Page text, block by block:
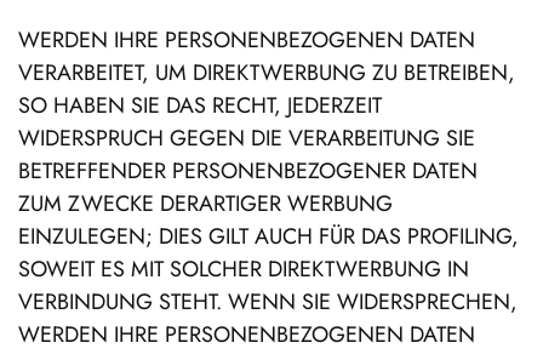
WERDEN IHRE PERSONENBEZOGENEN DATEN
VERARBEITET, UM DIREKTWERBUNG ZU BETREIBEN,
SO HABEN SIE DAS RECHT, JEDERZEIT
WIDERSPRUCH GEGEN DIE VERARBEITUNG SIE
BETREFFENDER PERSONENBEZOGENER DATEN
ZUM ZWECKE DERARTIGER WERBUNG
EINZULEGEN; DIES GILT AUCH FÜR DAS PROFILING,
SOWEIT ES MIT SOLCHER DIREKTWERBUNG IN
VERBINDUNG STEHT. WENN SIE WIDERSPRECHEN,
WERDEN IHRE PERSONENBEZOGENEN DATEN